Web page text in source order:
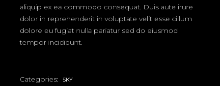
aliquip ex ea commodo consequat. Duis aute irure
dolor in reprehenderit in voluptate velit esse cillum
dolore eu fugiat nulla pariatur sed do eiusmod
tempor incididunt.
Categories: SKY